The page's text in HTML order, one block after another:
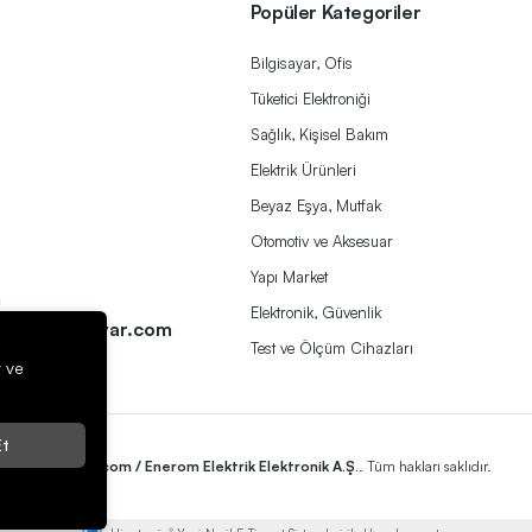
Popüler Kategoriler
Bilgisayar, Ofis
Tüketici Elektroniği
Sağlık, Kişisel Bakım
Elektrik Ürünleri
Beyaz Eşya, Mutfak
Otomotiv ve Aksesuar
Yapı Market
Elektronik, Güvenlik
Test ve Ölçüm Cihazları
Herbirivar.com / Enerom Elektrik Elektronik A.Ş.. Tüm hakları saklıdır.
ve